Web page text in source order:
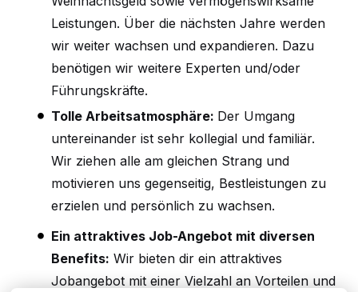
Leistungen. Über die nächsten Jahre werden
wir weiter wachsen und expandieren. Dazu
benötigen wir weitere Experten und/oder
Führungskräfte.
Tolle Arbeitsatmosphäre: Der Umgang
untereinander ist sehr kollegial und familiär.
Wir ziehen alle am gleichen Strang und
motivieren uns gegenseitig, Bestleistungen zu
erzielen und persönlich zu wachsen.
Ein attraktives Job-Angebot mit diversen
Benefits: Wir bieten dir ein attraktives
Jobangebot mit einer Vielzahl an Vorteilen und